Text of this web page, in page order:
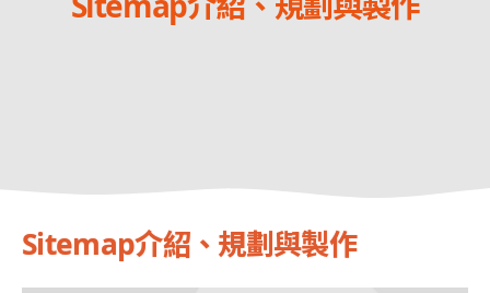
Sitemap介紹、規劃與製作